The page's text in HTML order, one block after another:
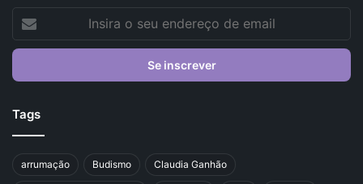
seu
de
Tags
arrumação Budismo Claudia Ganhão